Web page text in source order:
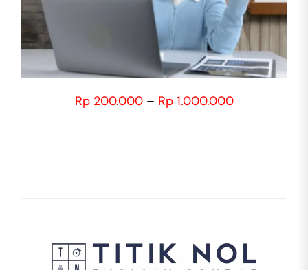
PRODUCT
HAS
MULTIPLE
VARIANTS.
THE
OPTIONS
MAY
Rp200.000 – Rp1.000.000Price